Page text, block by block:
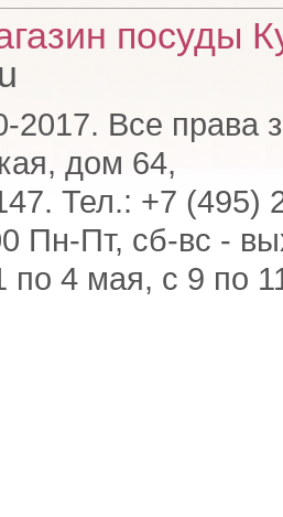
посуды
2017. Все права
дом 64,
Тел.: +7 (495)
Пн-Пт, сб-вс -
по 4 мая, с 9 по